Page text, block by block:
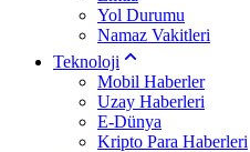
Yol Durumu
Namaz Vakitleri
Teknoloji
Mobil Haberler
Uzay Haberleri
E-Dünya
Kripto Para Haberleri